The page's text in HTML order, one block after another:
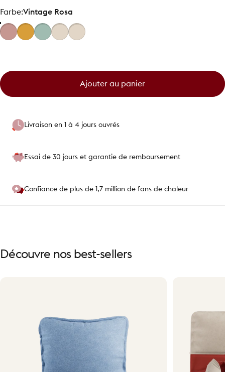
Farbe
Farbe:Vintage Rosa
Ajouter au panier
Livraison en 1 à 4 jours ouvrés
Essai de 30 jours et garantie de remboursement
Confiance de plus de 1,7 million de fans de chaleur
Découvre nos best-sellers